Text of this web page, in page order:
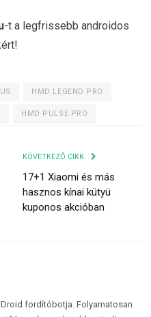
-t a legfrissebb androidos
HMD LEGEND PRO
HMD PULSE PRO
KÖVETKEZŐ CIKK
17+1 Xiaomi és más
hasznos kínai kütyü
kuponos akcióban
fordítóbotja. Folyamatosan